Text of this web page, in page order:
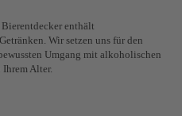
enthält
Wir setzen uns für den
Umgang mit alkoholischen
Alter.